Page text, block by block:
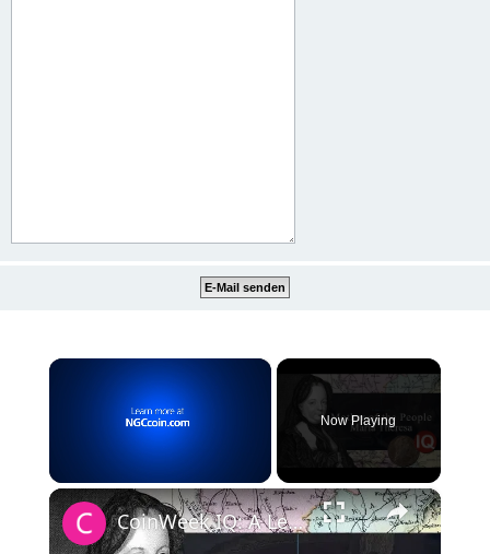
×
Unmute
Now Playing
×
CoinWeek IQ: A Legacy in Coins - Maria Theresa - 4K Video